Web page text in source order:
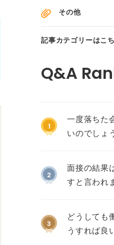
その他
記事カテゴリーはこ
1
一度落ちた
いのでしょ
2
面接の結果
すと言われ
3
どうしても
うすれば良